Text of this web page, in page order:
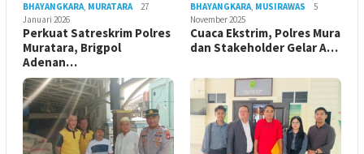
BHAYANGKARA, MURATARA
27
Januari 2026
Perkuat Satreskrim Polres
Muratara, Brigpol
Adenan…
BHAYANGKARA, MUSIRAWAS
5
November 2025
Cuaca Ekstrim, Polres Mura
dan Stakeholder Gelar A…